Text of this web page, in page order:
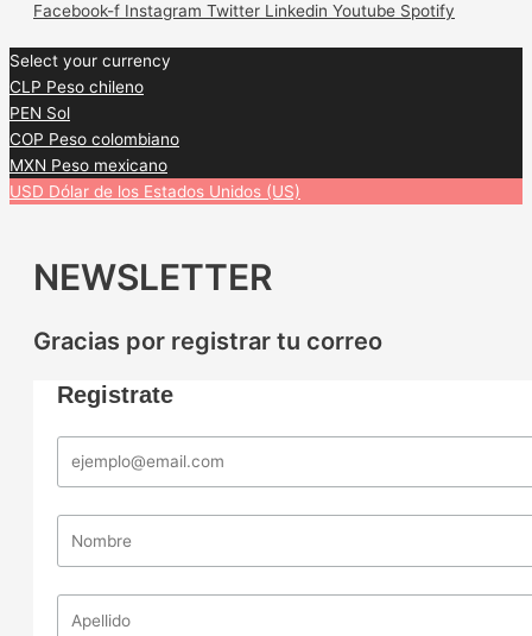
Facebook-f Instagram Twitter Linkedin Youtube Spotify
Select your currency
CLP Peso chileno
PEN Sol
COP Peso colombiano
MXN Peso mexicano
USD Dólar de los Estados Unidos (US)
NEWSLETTER
Gracias por registrar tu correo
Registrate